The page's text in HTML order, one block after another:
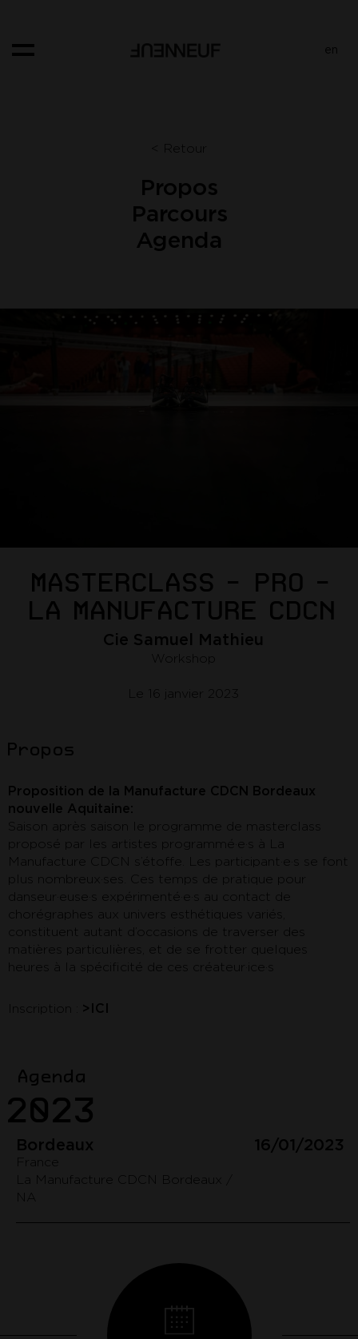
en
< Retour
Propos
Parcours
Agenda
MASTERCLASS - PRO -
LA MANUFACTURE CDCN
Cie Samuel Mathieu
Workshop
Le 16 janvier 2023
Propos
Proposition de la Manufacture CDCN Bordeaux
nouvelle Aquitaine:
Saison après saison le programme de masterclass
proposé par les artistes programmé·e·s à La
Manufacture CDCN s’étoffe. Les participant·e·s se font
plus nombreux·ses. Ces temps de pratique pour
danseur·euse·s expérimenté·e·s au contact de
chorégraphes aux univers esthétiques variés,
constituent autant d’occasions de traverser des
matières particulières, et de se frotter quelques
heures à la spécificité de ces créateur·ice·s
Inscription : >ICI
Agenda
2023
Bordeaux
France
La Manufacture CDCN Bordeaux /
NA
16/01/2023